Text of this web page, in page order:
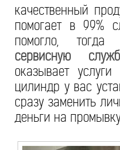
качественный
помогает в 99%
помогло,
сервисную
оказывает
цилиндр у вас
сразу заменить
деньги на